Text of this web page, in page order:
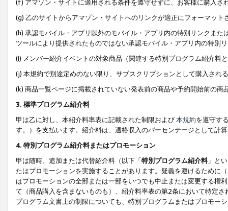
(f) アマゾン・サイトに適用される条件を遵守せずに、お客様に購入さ
(g) 乙のサイトからアマゾン・サイトへのリンクが適正にフォーマッ
(h) 承認モバイル・アプリ以外のモバイル・アプリ内の特別リンクま
ツールにより提供されたものではない承認モバイル・アプリ内の特別
(i) メンバー紹介イベントの対象商品（関連する特別プログラム紹介料
(j) 本規約で別途定めのない限り、サブスクリプションとして購入され
(k) 商品一覧ページに掲載されていない発表前の商品や予約開始前の商
3. 標準プログラム紹介料
甲は乙に対し、本紹介料率表に記載された制限および本規約を遵守す
す。）を支払います。紹介料は、適格収入のパーセンテージとして計
4. 特別プログラム紹介料またはプロモーション
甲は随時、追加または代替紹介料（以下「特別プログラム紹介料」と
たはプロモーションを実施することがあります。疑義を避けるために
はプロモーションの全部または一部をいつでも中止または変更する権
て（商品購入を含まないものも）、紹介料率表の第2条において特定
プログラム文書上の制限についても、特別プログラムまたはプロモー